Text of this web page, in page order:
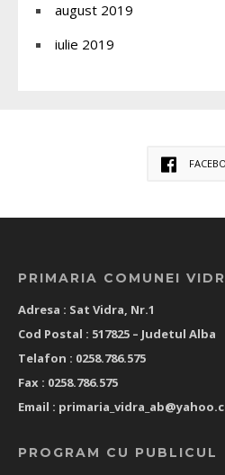
august 2019
iulie 2019
PRIMARIA COMUNEI
Adresa : Sat Vidra, Nr.1
Cod Postal : 517825 – Judetul Alba
Telafon : 0258.786.575
Fax : 0258.786.575
Email :
PROGRAM CU PUBLICUL